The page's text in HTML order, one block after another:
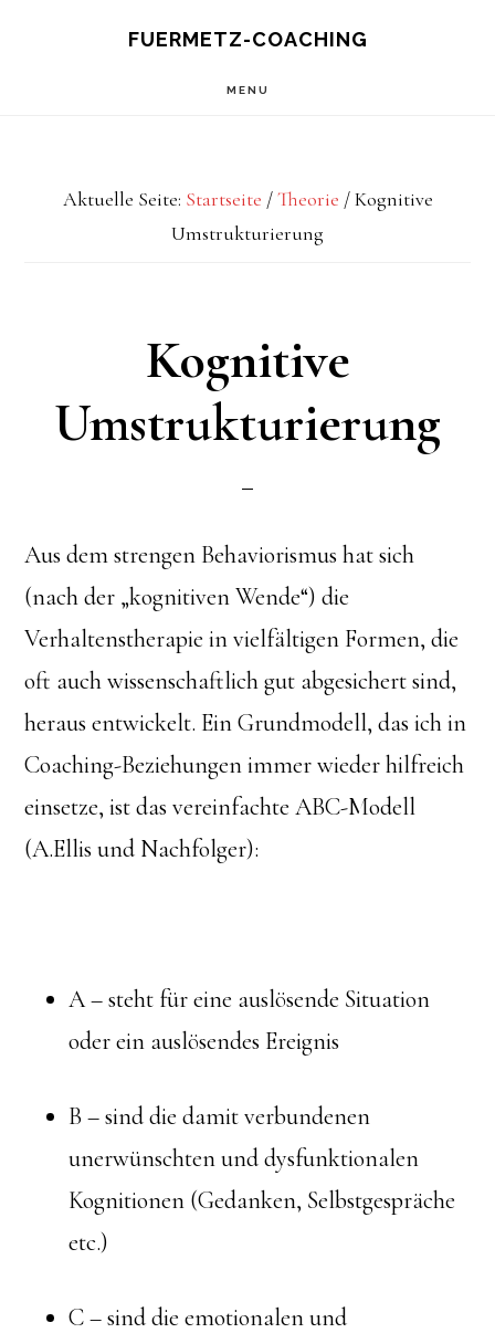
FUERMETZ-COACHING
MENU
Aktuelle Seite: Startseite / Theorie /Kognitive
Umstrukturierung
Kognitive
Umstrukturierung
Aus dem strengen Behaviorismus hat sich
(nach der „kognitiven Wende“) die
Verhaltenstherapie in vielfältigen Formen, die
oft auch wissenschaftlich gut abgesichert sind,
heraus entwickelt. Ein Grundmodell, das ich in
Coaching-Beziehungen immer wieder hilfreich
einsetze, ist das vereinfachte ABC-Modell
(A.Ellis und Nachfolger):
A – steht für eine auslösende Situation
oder ein auslösendes Ereignis
B – sind die damit verbundenen
unerwünschten und dysfunktionalen
Kognitionen (Gedanken, Selbstgespräche
etc.)
C – sind die emotionalen und